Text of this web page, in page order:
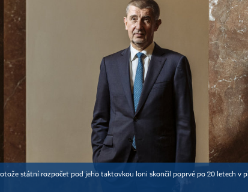
státní rozpočet pod jeho taktovkou loni skončil poprvé po 20 letech v